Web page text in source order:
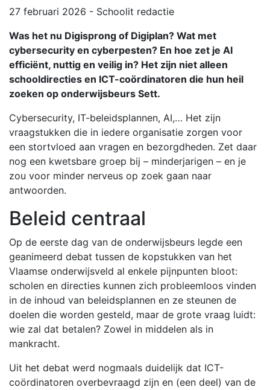
27 februari 2026 - Schoolit redactie
Was het nu Digisprong of Digiplan? Wat met
cybersecurity en cyberpesten? En hoe zet je AI
efficiënt, nuttig en veilig in? Het zijn niet alleen
schooldirecties en ICT-coördinatoren die hun heil
zoeken op onderwijsbeurs Sett.
Cybersecurity, IT-beleidsplannen, AI,… Het zijn
vraagstukken die in iedere organisatie zorgen voor
een stortvloed aan vragen en bezorgdheden. Zet daar
nog een kwetsbare groep bij – minderjarigen – en je
zou voor minder nerveus op zoek gaan naar
antwoorden.
Beleid centraal
Op de eerste dag van de onderwijsbeurs legde een
geanimeerd debat tussen de kopstukken van het
Vlaamse onderwijsveld al enkele pijnpunten bloot:
scholen en directies kunnen zich probleemloos vinden
in de inhoud van beleidsplannen en ze steunen de
doelen die worden gesteld, maar de grote vraag luidt:
wie zal dat betalen? Zowel in middelen als in
mankracht.
Uit het debat werd nogmaals duidelijk dat ICT-
coördinatoren overbevraagd zijn en (een deel) van de